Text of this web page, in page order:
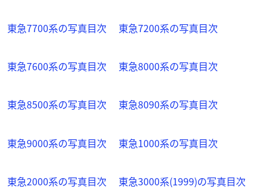
東急7700系の写真目次 東急7200系の写真目次
東急7600系の写真目次 東急8000系の写真目次
東急8500系の写真目次 東急8090系の写真目次
東急9000系の写真目次 東急1000系の写真目次
東急2000系の写真目次 東急3000系(1999)の写真目次